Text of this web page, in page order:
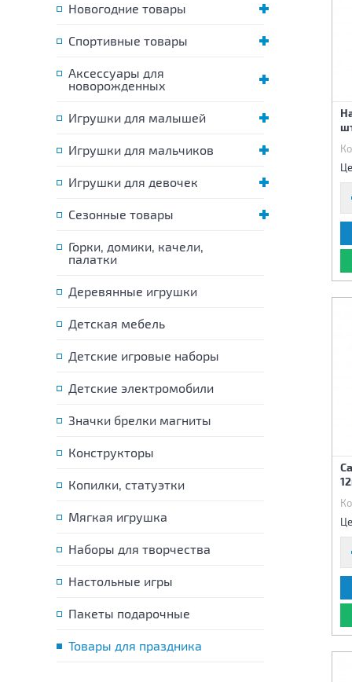
Новогодние товары
Спортивные товары
Аксессуары для
новорожденных
Игрушки для малышей
Игрушки для мальчиков
Игрушки для девочек
Сезонные товары
Горки, домики, качели,
палатки
Деревянные игрушки
Детская мебель
Детские игровые наборы
Детские электромобили
Значки брелки магниты
Конструкторы
Копилки, статуэтки
Мягкая игрушка
Наборы для творчества
Настольные игры
Пакеты подарочные
Товары для праздника